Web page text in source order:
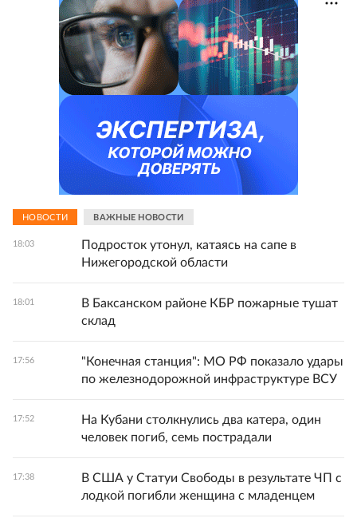
НОВОСТИ ВАЖНЫЕ НОВОСТИ
18:03
Подросток утонул, катаясь на сапе в
Нижегородской области
18:01
В Баксанском районе КБР пожарные тушат
склад
17:56
"Конечная станция": МО РФ показало удары
по железнодорожной инфраструктуре ВСУ
17:52
На Кубани столкнулись два катера, один
человек погиб, семь пострадали
17:38
В США у Статуи Свободы в результате ЧП с
лодкой погибли женщина с младенцем